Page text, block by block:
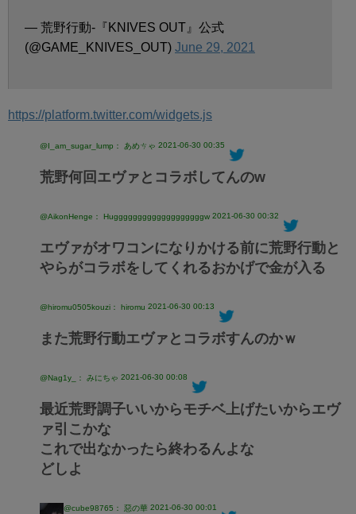
— 荒野行動-『KNIVES OUT』公式
(@GAME_KNIVES_OUT) June 29, 2021
https://platform.twitter.com/widgets.js
@I_am_sugar_lump： あめㄘゃ 2021-06-30 00:35
荒野何回エヴァとコラボしてんのw
@AikonHenge： Hugggggggggggggggggggw 2021-06-30 00:32
エヴァがオワコンになりかける前に荒野行動と
やらがコラボをしてくれるおかげで金が入る
@hiromu0505kouzi： hiromu 2021-06-30 00:13
また荒野行動エヴァとコラボすんのかｗ
@Nag1y_： みにちゃ 2021-06-30 00:08
最近荒野調子いいからモチベ上げたいからエヴ
ァ引こかな
これで出なかったら終わるんよな
どしよ
@cube98765： 惡の華 2021-06-30 00:01